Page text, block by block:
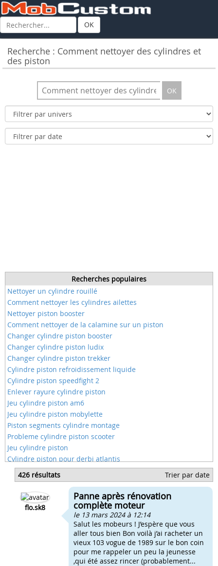
OK
Recherche : Comment nettoyer des cylindres et
des piston
OK
Recherches populaires
Nettoyer un cylindre rouillé
Comment nettoyer les cylindres ailettes
Nettoyer piston booster
Comment nettoyer de la calamine sur un piston
Changer cylindre piston booster
Changer cylindre piston ludix
Changer cylindre piston trekker
Cylindre piston refroidissement liquide
Cylindre piston speedfight 2
Enlever rayure cylindre piston
Jeu cylindre piston am6
Jeu cylindre piston mobylette
Piston segments cylindre montage
Probleme cylindre piston scooter
Jeu cylindre piston
Cylindre piston pour derbi atlantis
Cylindre piston pour moteur morini
Cylindre piston pour peugeot xps
Comment monter le piston cylindre pour stunt
Piston et cylindre d'un bw's d'origine
426 résultats Trier par date
flo.sk8
Panne après rénovation
complète moteur
le 13 mars 2024 à 12:14
Salut les mobeurs ! J’espère que vous
aller tous bien Bon voilà j’ai racheter un
vieux 103 vogue de 1989 sur le bon coin
pour me rappeler un peu la jeunesse
,qui été assez rincer (probablement...